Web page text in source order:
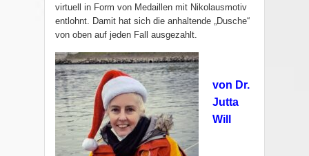
virtuell in Form von Medaillen mit Nikolausmotiv
entlohnt. Damit hat sich die anhaltende „Dusche“
von oben auf jeden Fall ausgezahlt.
von Dr.
Jutta
Will